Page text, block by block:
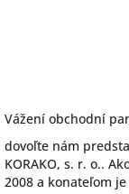
Vážení obchodní
dovoľte nám
KORAKO, s. r. o..
2008 a konateľom